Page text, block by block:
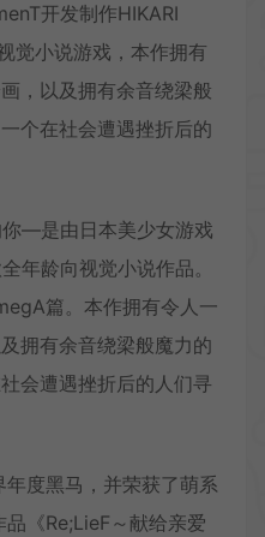
开发制作HIKARI
觉小说游戏，本作拥有
，以及拥有余音绕梁般
个在社会遭遇挫折后的
—是由日本美少女游戏
年龄向视觉小说作品。
篇。本作拥有令人一
拥有余音绕梁般魔力的
会遭遇挫折后的人们寻
度黑马，并荣获了萌系
《Re;LieF～献给亲爱